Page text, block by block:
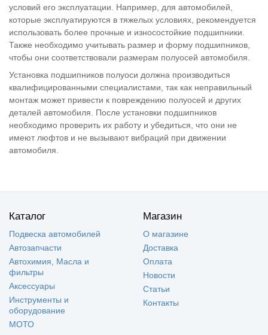
условий его эксплуатации. Например, для автомобилей,
которые эксплуатируются в тяжелых условиях, рекомендуется
использовать более прочные и износостойкие подшипники.
Также необходимо учитывать размер и форму подшипников,
чтобы они соответствовали размерам полуосей автомобиля.
Установка подшипников полуоси должна производиться
квалифицированными специалистами, так как неправильный
монтаж может привести к повреждению полуосей и других
деталей автомобиля. После установки подшипников
необходимо проверить их работу и убедиться, что они не
имеют люфтов и не вызывают вибраций при движении
автомобиля.
Каталог
Подвеска автомобилей
Автозапчасти
Автохимия, Масла и
фильтры
Аксессуары
Инструменты и
оборудование
МОТО
Магазин
О магазине
Доставка
Оплата
Новости
Статьи
Контакты